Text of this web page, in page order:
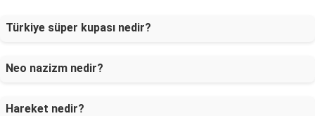
Türkiye süper kupası nedir?
Neo nazizm nedir?
Hareket nedir?